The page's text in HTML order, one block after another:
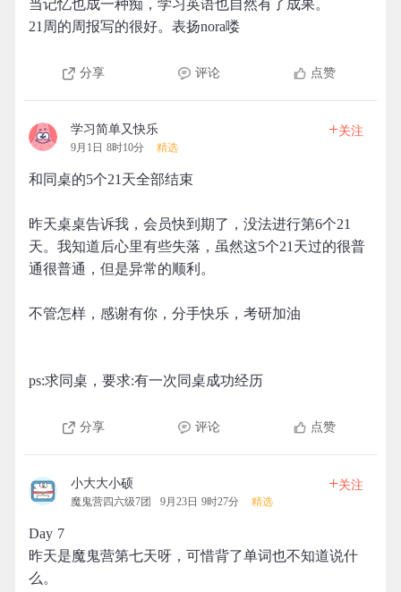
当记忆也成一种痴，学习英语也自然有了成果。
21周的周报写的很好。表扬nora喽
分享 评论 点赞
学习简单又快乐
9月1日 8时10分 精选
+关注
和同桌的5个21天全部结束
昨天桌桌告诉我，会员快到期了，没法进行第6个21
天。我知道后心里有些失落，虽然这5个21天过的很普
通很普通，但是异常的顺利。
不管怎样，感谢有你，分手快乐，考研加油
ps:求同桌，要求:有一次同桌成功经历
分享 评论 点赞
小大大小硕
魔鬼营四六级7团 9月23日 9时27分 精选
+关注
Day 7
昨天是魔鬼营第七天呀，可惜背了单词也不知道说什
么。